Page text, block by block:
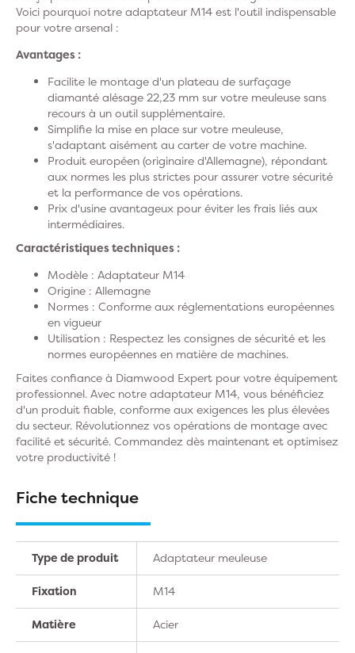
Voici pourquoi notre adaptateur M14 est l'outil indispensable
pour votre arsenal :
Avantages :
Facilite le montage d'un plateau de surfaçage
diamanté alésage 22,23 mm sur votre meuleuse sans
recours à un outil supplémentaire.
Simplifie la mise en place sur votre meuleuse,
s'adaptant aisément au carter de votre machine.
Produit européen (originaire d'Allemagne), répondant
aux normes les plus strictes pour assurer votre sécurité
et la performance de vos opérations.
Prix d'usine avantageux pour éviter les frais liés aux
intermédiaires.
Caractéristiques techniques :
Modèle : Adaptateur M14
Origine : Allemagne
Normes : Conforme aux réglementations européennes
en vigueur
Utilisation : Respectez les consignes de sécurité et les
normes européennes en matière de machines.
Faites confiance à Diamwood Expert pour votre équipement
professionnel. Avec notre adaptateur M14, vous bénéficiez
d'un produit fiable, conforme aux exigences les plus élevées
du secteur. Révolutionnez vos opérations de montage avec
facilité et sécurité. Commandez dès maintenant et optimisez
votre productivité !
Fiche technique
Type de produit Adaptateur meuleuse
Fixation M14
Matière Acier